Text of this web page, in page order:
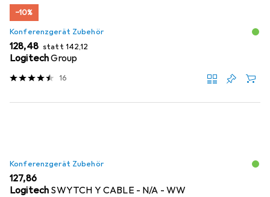
−10%
Konferenzgerät Zubehör
EUR
128,48 statt EUR
142,12
LogitechGroup
16
Konferenzgerät Zubehör
EUR
127,86
Logitech SWYTCH Y CABLE - N/A - WW